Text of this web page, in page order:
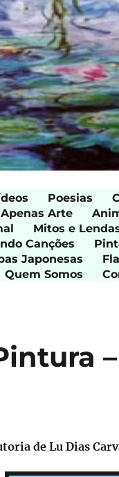
Poesias
Apenas Arte
Mitos e
Canções
Japonesas
Quem Somos
–
deLu Dias